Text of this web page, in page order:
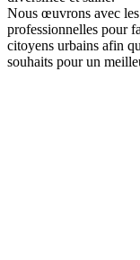
Nous œuvrons avec
professionnelles pour
citoyens urbains afin
souhaits pour un